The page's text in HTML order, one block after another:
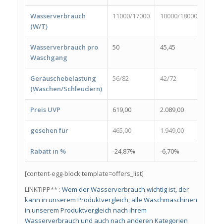
Wasserverbrauch
(W/T)
11000/17000 10000/18000
Wasserverbrauch pro
Waschgang
50 45,45
Geräuschebelastung
(Waschen/Schleudern)
56/82 42/72
Preis UVP 619,00 2.089,00
gesehen für 465,00 1.949,00
Rabatt in % -24,87% -6,70%
[content-egg-block template=offers_list]
LINKTIPP** : Wem der Wasserverbrauch wichtig ist, der
kann in unserem Produktvergleich, alle Waschmaschinen
in unserem Produktvergleich nach ihrem
Wasserverbrauch und auch nach anderen Kategorien